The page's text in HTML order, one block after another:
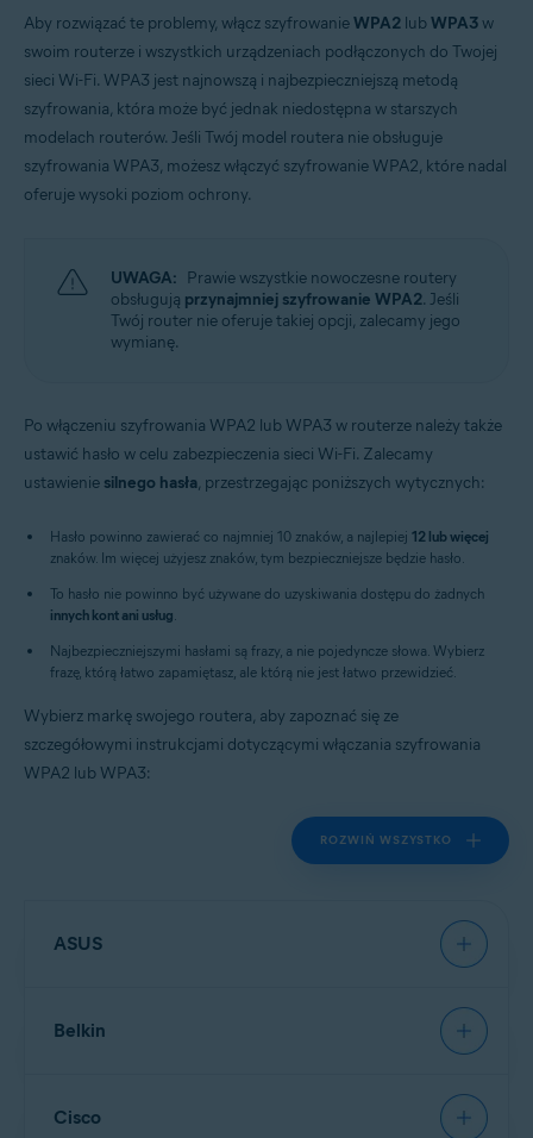
Aby rozwiązać te problemy, włącz szyfrowanieWPA2 lubWPA3w
swoim routerze i wszystkich urządzeniach podłączonych do Twojej
sieci Wi-Fi. WPA3 jest najnowszą i najbezpieczniejszą metodą
szyfrowania, która może być jednak niedostępna w starszych
modelach routerów. Jeśli Twój model routera nie obsługuje
szyfrowania WPA3, możesz włączyć szyfrowanie WPA2, które nadal
oferuje wysoki poziom ochrony.
UWAGA: Prawie wszystkie nowoczesne routery
obsługują przynajmniej szyfrowanie WPA2. Jeśli
Twój router nie oferuje takiej opcji, zalecamy jego
wymianę.
Po włączeniu szyfrowania WPA2 lub WPA3 w routerze należy także
ustawić hasło w celu zabezpieczenia sieci Wi-Fi. Zalecamy
ustawienie silnego hasła, przestrzegając poniższych wytycznych:
Hasło powinno zawierać co najmniej 10 znaków, a najlepiej 12 lub więcej
znaków. Im więcej użyjesz znaków, tym bezpieczniejsze będzie hasło.
To hasło nie powinno być używane do uzyskiwania dostępu do żadnych
innych kont ani usług.
Najbezpieczniejszymi hasłami są frazy, a nie pojedyncze słowa. Wybierz
frazę, którą łatwo zapamiętasz, ale którą nie jest łatwo przewidzieć.
Wybierz markę swojego routera, aby zapoznać się ze
szczegółowymi instrukcjami dotyczącymi włączania szyfrowania
WPA2 lub WPA3:
ROZWIŃ WSZYSTKO
ASUS
Belkin
Cisco